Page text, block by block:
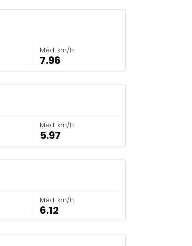
Méd. km/h
7.96
Méd. km/h
5.97
Méd. km/h
6.12